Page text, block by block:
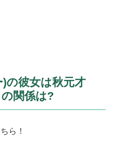
の彼女は秋元才
関係は?
ら！